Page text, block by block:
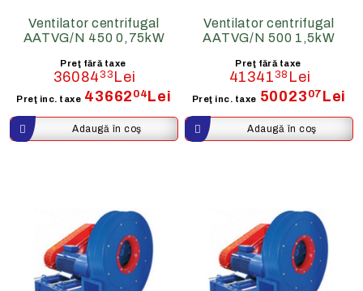
Ventilator centrifugal
AATVG/N 450 0,75kW
Preţ fără taxe
3608433 Lei
Preţ inc. taxe 43662 04 Lei
Ventilator centrifugal
AATVG/N 500 1,5kW
Preţ fără taxe
4134138 Lei
Preţ inc. taxe 50023 07 Lei